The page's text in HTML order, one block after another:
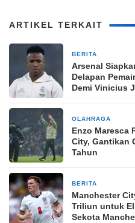
ARTIKEL TERKAIT
BERITA
Arsenal
Delapan
Demi Vinicius
OLAHRAGA
Enzo Maresca
City, Gantikan
Tahun
BERITA
Manchester
Triliun untuk
Sekota